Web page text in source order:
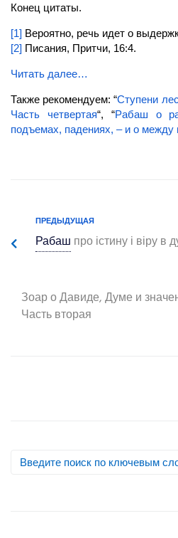
Конец цитаты.
[1] Вероятно, речь идет о
[2] Писания, Притчи, 16:4.
Читать далее…
Также рекомендуем: “Ступени
Часть четвертая“, “Рабаш о
подъемах, падениях, – и о между
ПРЕДЫДУЩАЯ
Рабаш про істину і віру в
Зоар о Давиде, Думе и
Часть вторая